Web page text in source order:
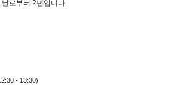
로부터 2년입니다.
- 13:30)